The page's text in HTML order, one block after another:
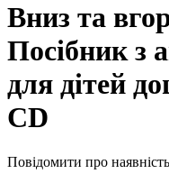
Вниз та
Посібник з
для дітей
CD
Повідомити про наявність